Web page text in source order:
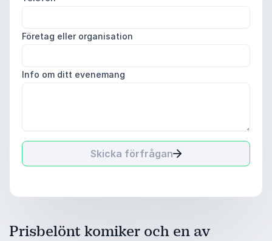
Företag eller organisation
Info om ditt evenemang
Skicka förfrågan
Prisbelönt komiker och en av